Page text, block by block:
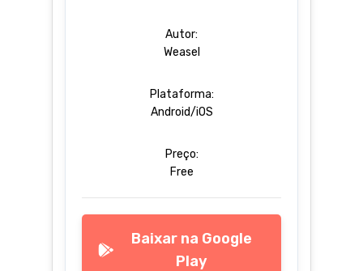
Autor:
Weasel
Plataforma:
Android/iOS
Preço:
Free
Baixar na Google
Play